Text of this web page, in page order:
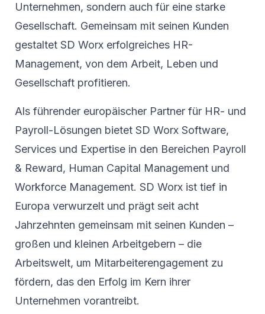
Unternehmen, sondern auch für eine starke
Gesellschaft. Gemeinsam mit seinen Kunden
gestaltet SD Worx erfolgreiches HR-
Management, von dem Arbeit, Leben und
Gesellschaft profitieren.
Als führender europäischer Partner für HR- und
Payroll-Lösungen bietet SD Worx Software,
Services und Expertise in den Bereichen Payroll
& Reward, Human Capital Management und
Workforce Management. SD Worx ist tief in
Europa verwurzelt und prägt seit acht
Jahrzehnten gemeinsam mit seinen Kunden –
großen und kleinen Arbeitgebern – die
Arbeitswelt, um Mitarbeiterengagement zu
fördern, das den Erfolg im Kern ihrer
Unternehmen vorantreibt.